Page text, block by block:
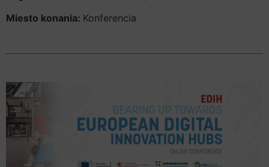
Miesto konania: Konferencia